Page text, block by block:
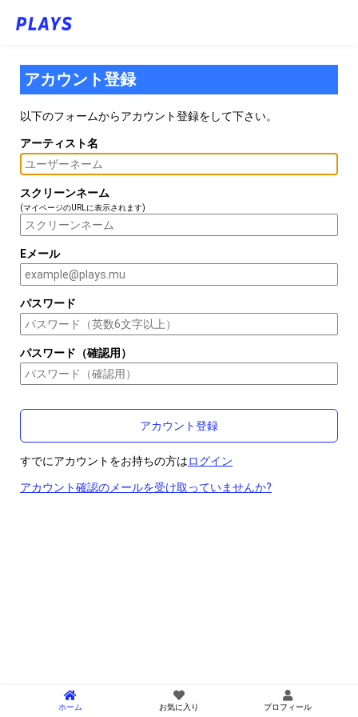
アカウント登録
以下のフォームからアカウント登録をして下さい。
アーティスト名
スクリーンネーム
(マイページのURLに表示されます)
Eメール
パスワード
パスワード（確認用）
すでにアカウントをお持ちの方はログイン
アカウント確認のメールを受け取っていませんか?
ホーム お気に入り プロフィール